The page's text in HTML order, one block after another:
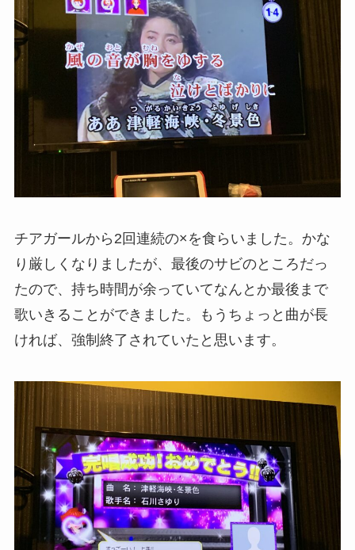
チアガールから2回連続の×を食らいました。かな
り厳しくなりましたが、最後のサビのところだっ
たので、持ち時間が余っていてなんとか最後まで
歌いきることができました。もうちょっと曲が長
ければ、強制終了されていたと思います。